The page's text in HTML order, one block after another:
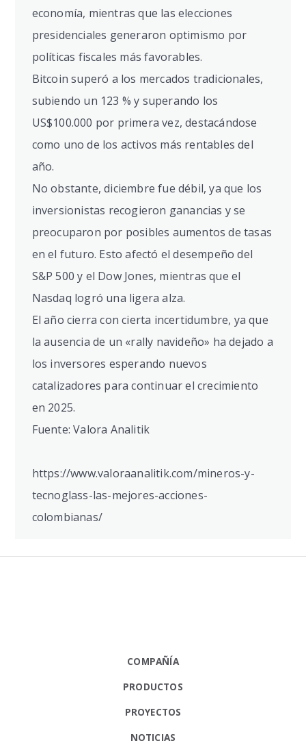
economía, mientras que las elecciones
presidenciales generaron optimismo por
políticas fiscales más favorables.
Bitcoin superó a los mercados tradicionales,
subiendo un 123 % y superando los
US$100.000 por primera vez, destacándose
como uno de los activos más rentables del
año.
No obstante, diciembre fue débil, ya que los
inversionistas recogieron ganancias y se
preocuparon por posibles aumentos de tasas
en el futuro. Esto afectó el desempeño del
S&P 500 y el Dow Jones, mientras que el
Nasdaq logró una ligera alza.
El año cierra con cierta incertidumbre, ya que
la ausencia de un «rally navideño» ha dejado a
los inversores esperando nuevos
catalizadores para continuar el crecimiento
en 2025.
Fuente: Valora Analitik
https://www.valoraanalitik.com/mineros-y-
tecnoglass-las-mejores-acciones-
colombianas/
COMPAÑÍA
PRODUCTOS
PROYECTOS
NOTICIAS